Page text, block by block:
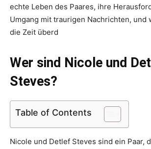
echte Leben des Paares, ihre
Umgang mit traurigen Nachrichten, und
die Zeit überd
Wer sind Nicole und
Steves?
Table of Contents
Nicole und Detlef Steves sind ein Paar,